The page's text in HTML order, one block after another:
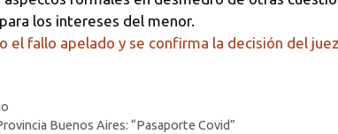
los intereses del menor.
el fallo apelado y se confirma la decisión del
Buenos Aires: “Pasaporte Covid”